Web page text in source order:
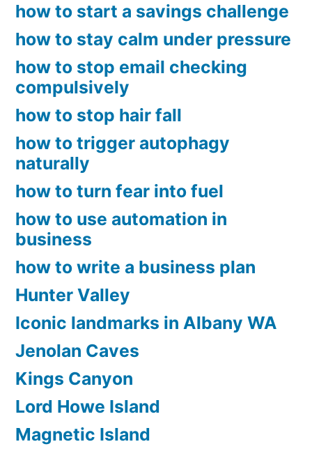
how to start a savings challenge
how to stay calm under pressure
how to stop email checking
compulsively
how to stop hair fall
how to trigger autophagy
naturally
how to turn fear into fuel
how to use automation in
business
how to write a business plan
Hunter Valley
Iconic landmarks in Albany WA
Jenolan Caves
Kings Canyon
Lord Howe Island
Magnetic Island